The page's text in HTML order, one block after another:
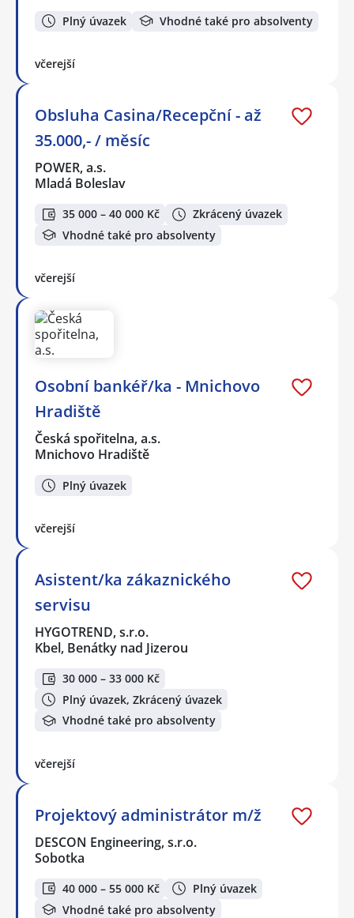
Plný úvazek Vhodné také pro absolventy
včerejší
Obsluha Casina/Recepční - až
35.000,- / měsíc
POWER, a.s.
Mladá Boleslav
35 000 – 40 000 Kč
Zkrácený úvazek
Vhodné také pro absolventy
včerejší
Osobní bankéř/ka - Mnichovo
Hradiště
Česká spořitelna, a.s.
Mnichovo Hradiště
Plný úvazek
včerejší
Asistent/ka zákaznického
servisu
HYGOTREND, s.r.o.
Kbel, Benátky nad Jizerou
30 000 – 33 000 Kč
Plný úvazek, Zkrácený úvazek
Vhodné také pro absolventy
včerejší
Projektový administrátor m/ž
DESCON Engineering, s.r.o.
Sobotka
40 000 – 55 000 Kč
Plný úvazek
Vhodné také pro absolventy